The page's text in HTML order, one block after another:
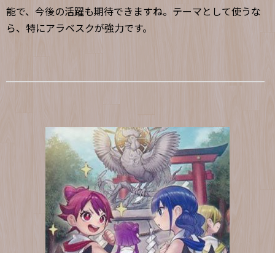
能で、今後の活躍も期待できますね。テーマとして使うな
ら、特にアラベスクが強力です。